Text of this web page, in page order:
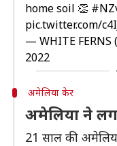
home soil 👏
pic.twitter.com/
— WHITE FERNS
2022
अमेलिया केर
अमेलिया ने
21 साल की